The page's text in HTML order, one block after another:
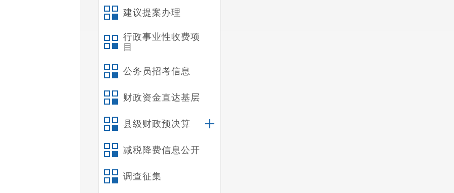
建议提案办理
行政事业性收费项
目
公务员招考信息
财政资金直达基层
县级财政预决算
减税降费信息公开
调查征集